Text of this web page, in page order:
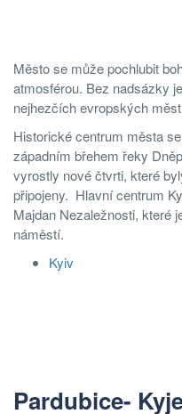
Město se může pochlubit
atmosférou. Bez nadsázky
nejhezčích evropských
Historické centrum města
západním břehem řeky
vyrostly nové čtvrti, které
připojeny. Hlavní centrum
Majdan Nezaležnosti, které
náměstí.
Kyiv
Pardubice-